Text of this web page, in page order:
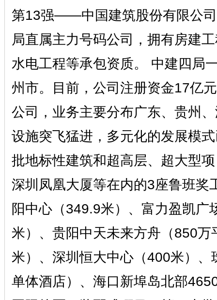
第13强——中国建筑股份有限公
局直属主力号码公司，拥有房建
水电工程等承包资质。 中建四局
州市。目前，公司注册资金17亿
公司，业务主要分布广东、贵州
设施突飞猛进，多元化的发展模
批地标性建筑和超高层、超大型
深圳凤凰大厦等在内的3座鲁班奖
阳中心（349.9米）、富力盈凯
米）、贵阳中天未来方舟（850
米）、深圳恒大中心（400米）
单体酒店）、海口新埠岛北部